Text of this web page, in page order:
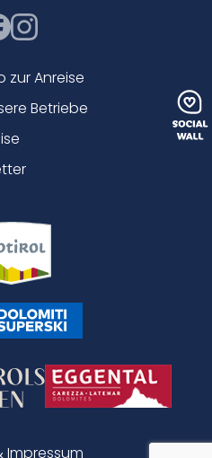
zur Anreise
Betriebe
Impressum